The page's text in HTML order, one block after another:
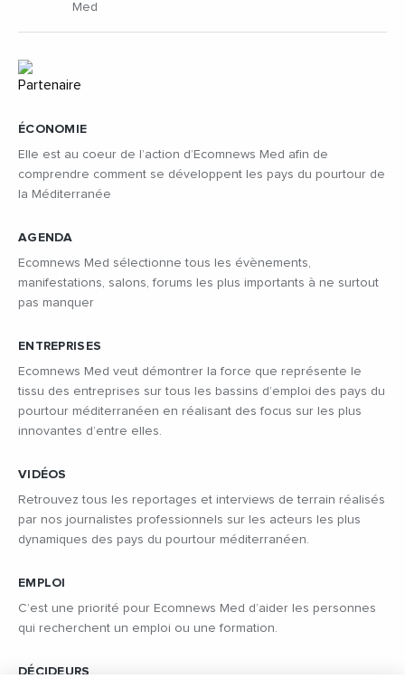
ÉCONOMIE
Elle est au coeur de l’action d’Ecomnews Med afin de
comprendre comment se développent les pays du pourtour de
la Méditerranée
AGENDA
Ecomnews Med sélectionne tous les évènements,
manifestations, salons, forums les plus importants à ne surtout
pas manquer
ENTREPRISES
Ecomnews Med veut démontrer la force que représente le
tissu des entreprises sur tous les bassins d’emploi des pays du
pourtour méditerranéen en réalisant des focus sur les plus
innovantes d’entre elles.
VIDÉOS
Retrouvez tous les reportages et interviews de terrain réalisés
par nos journalistes professionnels sur les acteurs les plus
dynamiques des pays du pourtour méditerranéen.
EMPLOI
C’est une priorité pour Ecomnews Med d’aider les personnes
qui recherchent un emploi ou une formation.
DÉCIDEURS
Med